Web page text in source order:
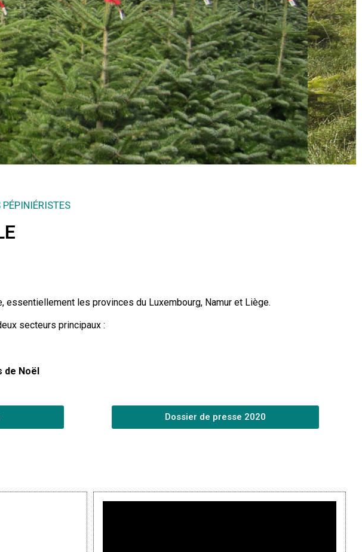
sont en concordance avec celles élaborées en 1996
Producteurs de Sapins de Noël d'Europe Occidentale.
essentiellement les provinces du Luxembourg, Namur et Liège.
secteurs principaux :
Noël
Dossier de presse 2020